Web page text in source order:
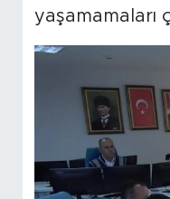
yaşamamaları